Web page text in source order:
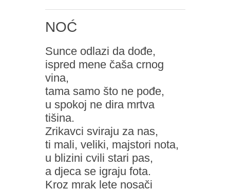
NOĆ
Sunce odlazi da dođe,
ispred mene čaša crnog
vina,
tama samo što ne pođe,
u spokoj ne dira mrtva
tišina.
Zrikavci sviraju za nas,
ti mali, veliki, majstori nota,
u blizini cvili stari pas,
a djeca se igraju fota.
Kroz mrak lete nosači